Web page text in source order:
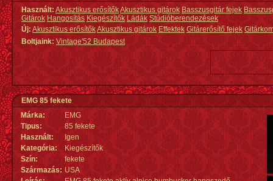
Használt: Akusztikus erősítőkAkusztikus gitárok Basszusgitár fejek
Gitárok Hangosítás Kiegészítők Ládák Stúdióberendezések
Új:Akusztikus erősítőkAkusztikus gitárok Effektek Gitárerősítő fejek
Boltjaink: Vintage'52 Budapest
EMG 85 fekete
Márka:
EMG
Tipus:
85 fekete
Használt:
Igen
Kategória:
Kiegészítők
Szín:
fekete
Származás: USA